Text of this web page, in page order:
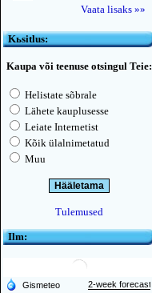
Vaata lisaks »»
Kьsitlus:
Kaupa või teenuse otsingul Teie:
Helistate sõbrale
Lähete kauplusesse
Leiate Internetist
Kõik ülalnimetatud
Muu
Tulemused
Ilm: